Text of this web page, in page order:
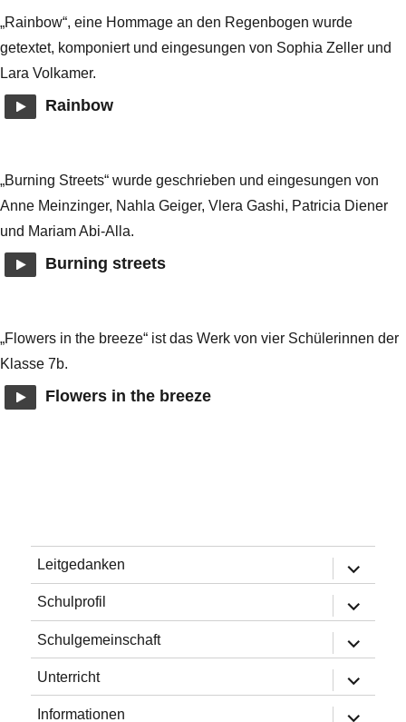
„Rainbow“, eine Hommage an den Regenbogen wurde
getextet, komponiert und eingesungen von Sophia Zeller und
Lara Volkamer.
Rainbow
„Burning Streets“ wurde geschrieben und eingesungen von
Anne Meinzinger, Nahla Geiger, Vlera Gashi, Patricia Diener
und Mariam Abi-Alla.
Burning streets
„Flowers in the breeze“ ist das Werk von vier Schülerinnen der
Klasse 7b.
Flowers in the breeze
Leitgedanken
öffnen
Schulprofil
öffnen
Schulgemeinschaft
öffnen
Unterricht
öffnen
Informationen